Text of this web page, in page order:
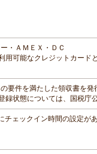
・ＡＭＥＸ・ＤＣ
可能なクレジットカード
要件を満たした領収書を発
録状態については、国税庁
ェックイン時間の設定が